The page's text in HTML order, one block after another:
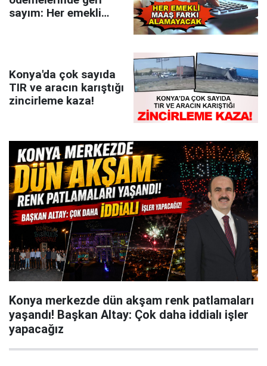
sayım: Her emekli
Konya'da çok sayıda
TIR ve aracın karıştığı
zincirleme kaza!
Konya merkezde dün akşam renk patlamaları
yaşandı! Başkan Altay: Çok daha iddialı işler
yapacağız